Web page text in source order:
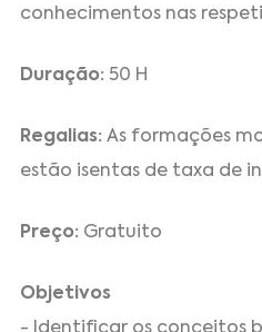
conhecimentos nas
Duração: 50 H
Regalias: As formações
estão isentas de taxa de
Preço: Gratuito
Objetivos
- Identificar os conceitos